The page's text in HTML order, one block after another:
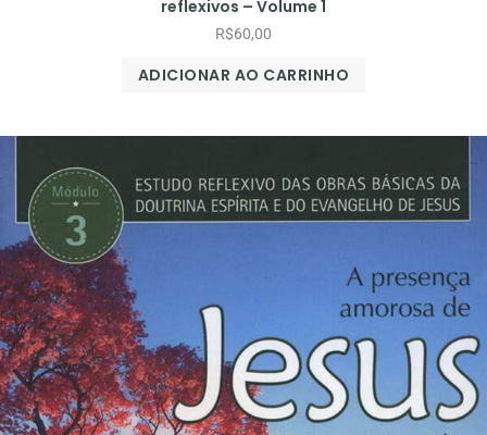
reflexivos – Volume 1
R$60,00
ADICIONAR AO CARRINHO